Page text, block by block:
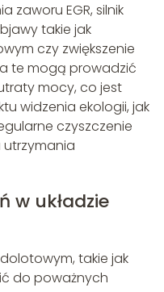
zaworu EGR, silnik
takie jak
czy zwiększenie
te mogą prowadzić
mocy, co jest
widzenia ekologii, jak
czyszczenie
utrzymania
w układzie
takie jak
do poważnych